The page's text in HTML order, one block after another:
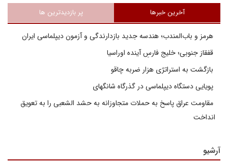
آخرین خبرها پر بازدیدترین ها
هرمز و باب‌المندب؛ هندسه جدید بازدارندگی و آزمون دیپلماسی ایران
قفقاز جنوبی؛ خلیج فارسِ آینده اوراسیا
بازگشت به استراتژی هزار ضربه چاقو
پویایی دستگاه دیپلماسی در گذرگاه شانگهای
مقاومت عراق پاسخ به حملات متجاوزانه به حشد الشعبی را به تعویق
انداخت
آرشیو